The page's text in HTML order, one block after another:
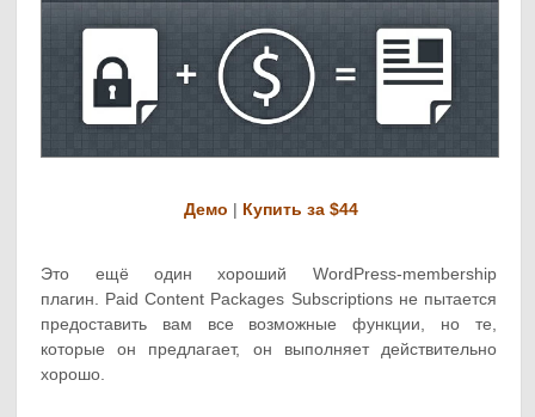
Демо | Купить за $44
Это ещё один хороший WordPress-membership
плагин. Paid Content Packages Subscriptions не пытается
предоставить вам все возможные функции, но те,
которые он предлагает, он выполняет действительно
хорошо.